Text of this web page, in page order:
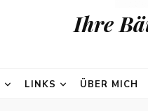
Ihre
LINKS ÜBER MICH